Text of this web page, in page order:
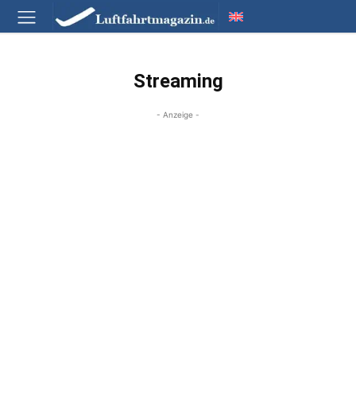
Streaming
- Anzeige -